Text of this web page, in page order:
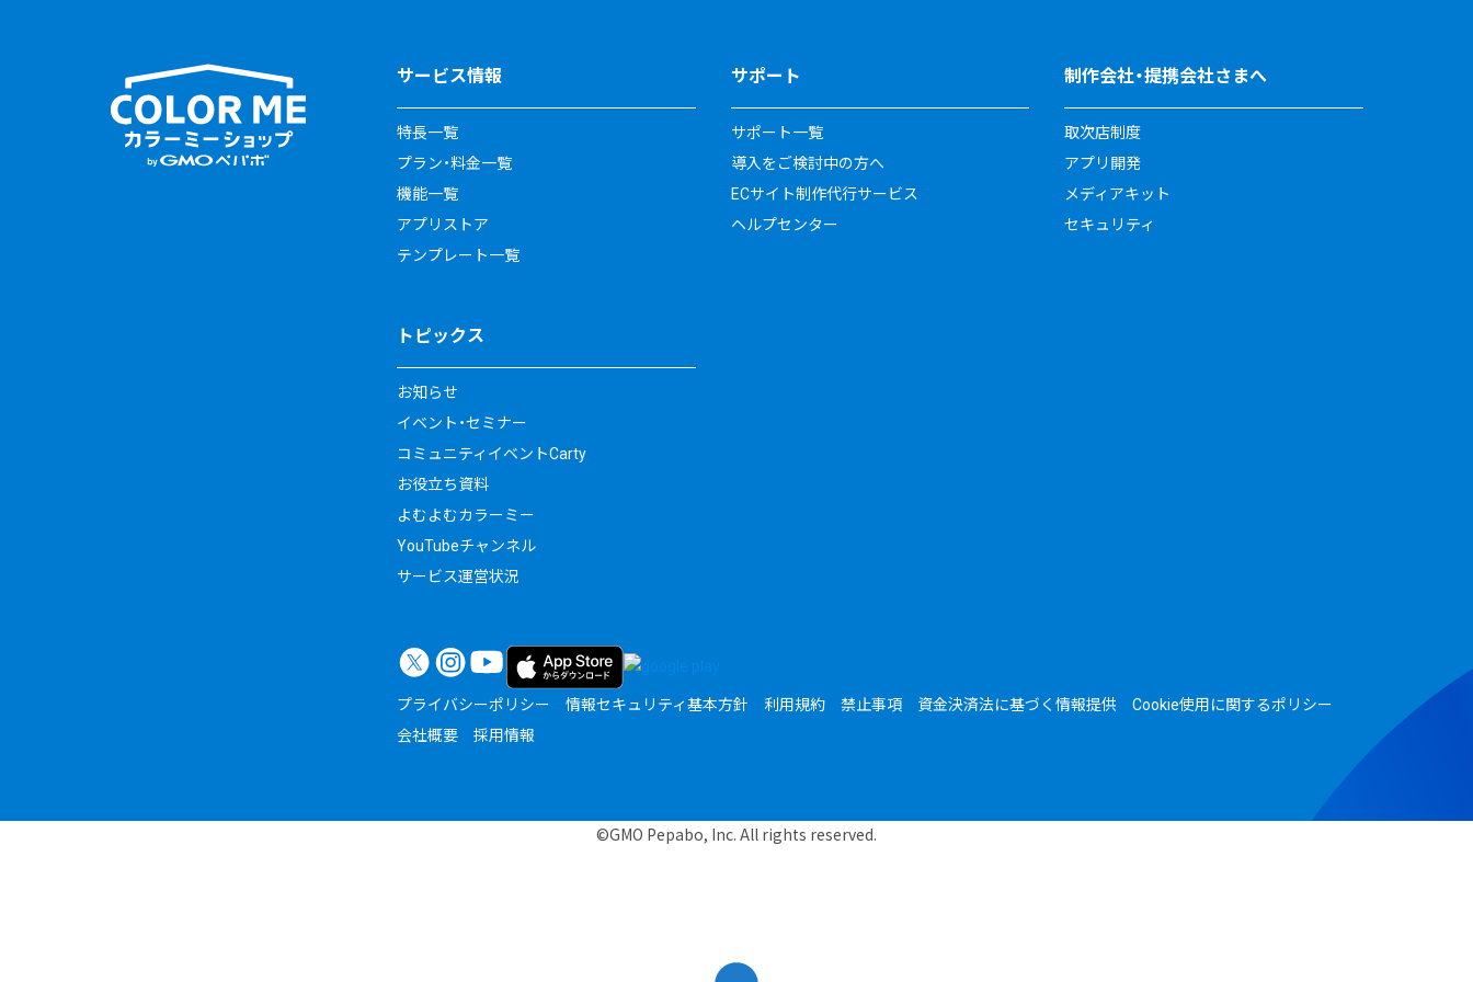
サービス情報
特長一覧
プラン・料金一覧
機能一覧
アプリストア
テンプレート一覧
サポート
サポート一覧
導入をご検討中の方へ
ECサイト制作代行サービス
ヘルプセンター
制作会社・提携会社さまへ
取次店制度
アプリ開発
メディアキット
セキュリティ
トピックス
お知らせ
イベント・セミナー
コミュニティイベントCarty
お役立ち資料
よむよむカラーミー
YouTubeチャンネル
サービス運営状況
プライバシーポリシー 情報セキュリティ基本方針 利用規約 禁止事項 資金決済法に基づく情報提供
Cookie使用に関するポリシー
会社概要
採用情報
©GMO Pepabo, Inc. All rights reserved.